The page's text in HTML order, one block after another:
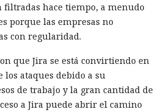
filtradas hace tiempo, a menudo
porque las empresas no
con regularidad.
que Jira se está convirtiendo en
ataques debido a su
de trabajo y la gran cantidad de
a Jira puede abrir el camino